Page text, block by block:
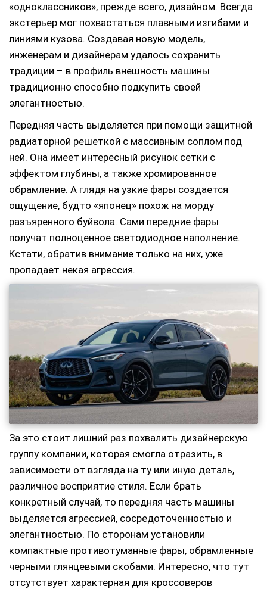
«одноклассников», прежде всего, дизайном. Всегда
экстерьер мог похвастаться плавными изгибами и
линиями кузова. Создавая новую модель,
инженерам и дизайнерам удалось сохранить
традиции – в профиль внешность машины
традиционно способно подкупить своей
элегантностью.
Передняя часть выделяется при помощи защитной
радиаторной решеткой с массивным соплом под
ней. Она имеет интересный рисунок сетки с
эффектом глубины, а также хромированное
обрамление. А глядя на узкие фары создается
ощущение, будто «японец» похож на морду
разъяренного буйвола. Сами передние фары
получат полноценное светодиодное наполнение.
Кстати, обратив внимание только на них, уже
пропадает некая агрессия.
За это стоит лишний раз похвалить дизайнерскую
группу компании, которая смогла отразить, в
зависимости от взгляда на ту или иную деталь,
различное восприятие стиля. Если брать
конкретный случай, то передняя часть машины
выделяется агрессией, сосредоточенностью и
элегантностью. По сторонам установили
компактные противотуманные фары, обрамленные
черными глянцевыми скобами. Интересно, что тут
отсутствует характерная для кроссоверов